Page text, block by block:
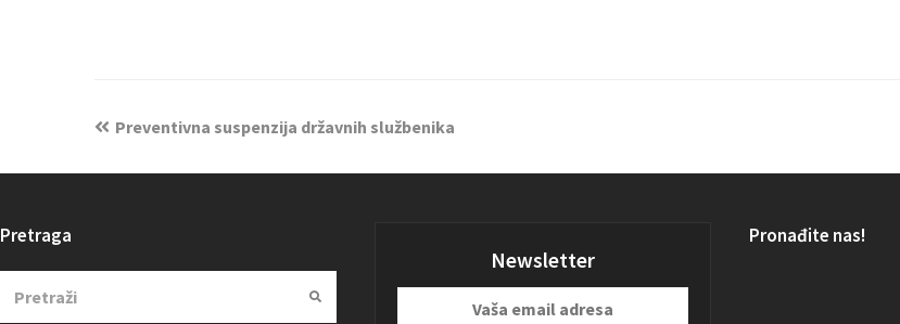
Preventivna suspenzija državnih službenika
Pretraga
Submit
Newsletter
Pronađite nas!